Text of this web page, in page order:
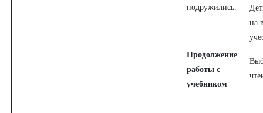
подружились.
Продолжение
работы с
учебником
на